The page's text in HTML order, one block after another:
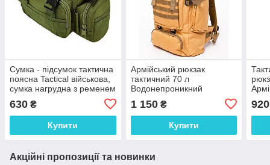
Сумка - підсумок тактична
поясна Tactical військова,
сумка нагрудна з ременем
на плече 5 літрів кордура
хакі
630 ₴
Купити
Армійський рюкзак
тактичний 70 л
Водонепроникний
Колір: койот
1 150₴
Купити
920
Акційні пропозиції та новинки